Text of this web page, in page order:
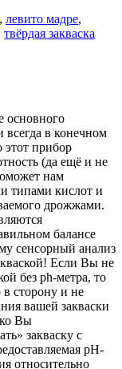
, левито мадре,
твёрдая закваска
основного
всегда в конечном
этот прибор
(да ещё и не
нам
типами кислот и
дрожжами.
балансе
сенсорный анализ
Если Вы не
без ph-метра, то
в сторону и не
вашей закваски
Вы
закваску с
pH-
относительно